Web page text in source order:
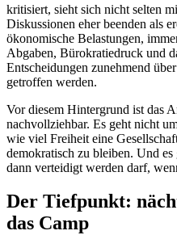
kritisiert, sieht sich nicht selten
Diskussionen eher beenden als
ökonomische Belastungen,
Abgaben, Bürokratiedruck und
Entscheidungen zunehmend
getroffen werden.
Vor diesem Hintergrund ist das
nachvollziehbar. Es geht nicht
wie viel Freiheit eine
demokratisch zu bleiben. Und
dann verteidigt werden darf,
Der Tiefpunkt:
das Camp